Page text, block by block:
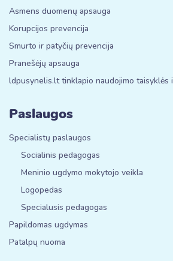
Asmens duomenų apsauga
Korupcijos prevencija
Smurto ir patyčių prevencija
Pranešėjų apsauga
ldpusynelis.lt tinklapio naudojimo taisyklės
Paslaugos
Specialistų paslaugos
Socialinis pedagogas
Meninio ugdymo mokytojo veikla
Logopedas
Specialusis pedagogas
Papildomas ugdymas
Patalpų nuoma